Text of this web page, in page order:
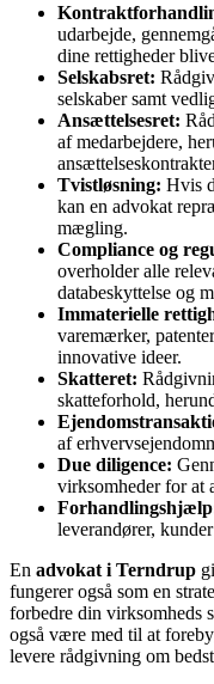
udarbejde,
dine rettigheder
Selskabsret:
selskaber samt
Ansættelsesret:
af medarbejdere,
Tvistløsning: Hvis
kan en advokat
mægling.
Compliance og
overholder alle
databeskyttelse og
Immaterielle
varemærker,
innovative ideer.
Skatteret:
skatteforhold,
af
Due diligence:
virksomheder for at
leverandører,
En advokat i Terndrup
fungerer også som en
forbedre din virksomheds
også være med til at
levere rådgivning om